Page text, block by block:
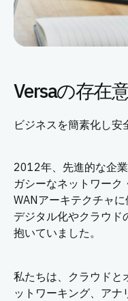
Versaの存在
ビジネスを簡素化し安
2012年、先進的な企
ガシーなネットワーク
WANアーキテクチャ
デジタル化やクラウド
抱いていました。
私たちは、クラウドと
ットワーキング、アナ